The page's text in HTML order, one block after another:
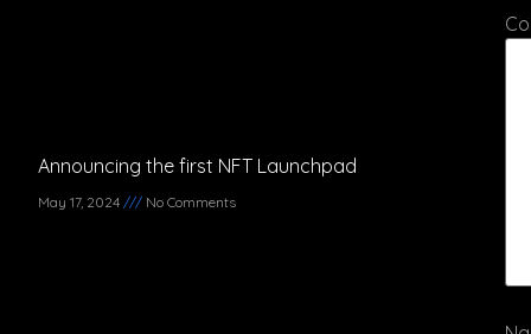
Announcing the first NFT Launchpad
May 17, 2024 No Comments